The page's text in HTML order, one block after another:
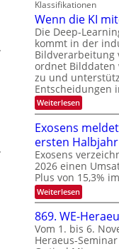
N
T
e
c
h
T
a
l
k
s
n
a
u
f
d
e
r
V
I
S
I
O
N
2
0
2
6
g
u
n
g
z
u
E
l
e
k
t
r
o
n
i
k
-
u
n
Klassifikationen
Wenn die KI
Die Deep-
kommt in der
Bildverarbeitung
ordnet Bilddaten
zu und
Entscheidungen
Weiterlesen:
W
n
n
d
i
e
K
I
m
i
t
d
e
Exosens
ersten Halbjahr
Exosens
2026 einen
Plus von 15,3%
Weiterlesen:
E
x
o
s
e
869. WE-
Vom 1. bis 6.
Heraeus-